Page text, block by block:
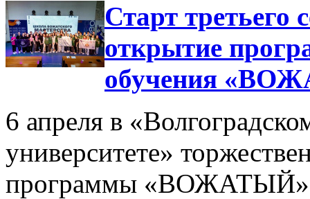
Старт
открытие
обучения
6 апреля в
университете»
программы